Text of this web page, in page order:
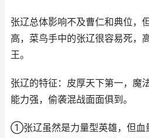
张辽总体影响不及曹仁和典位，
高，菜鸟手中的张辽很容易死，
王。
张辽的特征：皮厚天下第一，魔
能力强，偷袭混战面面俱到。
①张辽虽然是力量型英雄，但血